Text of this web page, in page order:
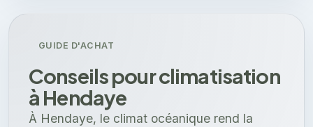
GUIDE D'ACHAT
Conseils pour climatisation
à Hendaye
À Hendaye, le climat océanique rend la